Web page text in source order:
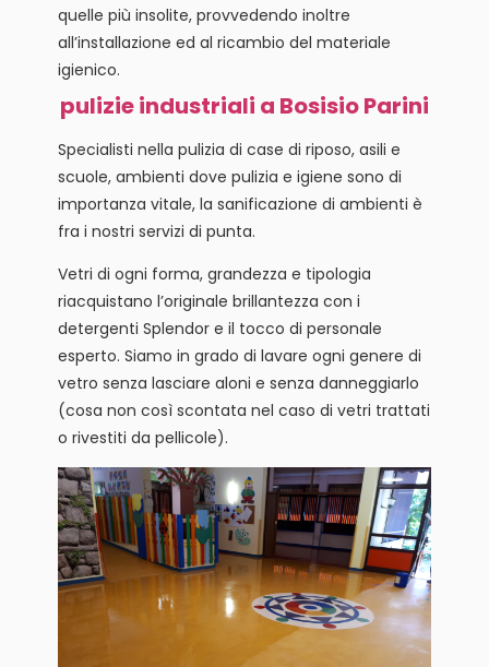
quelle più insolite, provvedendo inoltre
all’installazione ed al ricambio del materiale
igienico.
pulizie industriali a Bosisio Parini
Specialisti nella pulizia di case di riposo, asili e
scuole, ambienti dove pulizia e igiene sono di
importanza vitale, la sanificazione di ambienti è
fra i nostri servizi di punta.
Vetri di ogni forma, grandezza e tipologia
riacquistano l’originale brillantezza con i
detergenti Splendor e il tocco di personale
esperto. Siamo in grado di lavare ogni genere di
vetro senza lasciare aloni e senza danneggiarlo
(cosa non così scontata nel caso di vetri trattati
o rivestiti da pellicole).